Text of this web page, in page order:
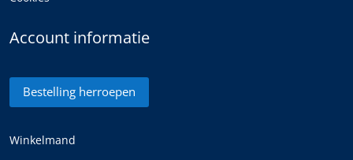
Account informatie
Bestelling herroepen
Winkelmand